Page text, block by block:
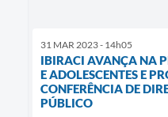
31 MAR 2023 - 14h05
IBIRACI AVANÇA NA
E ADOLESCENTES E
CONFERÊNCIA DE
PÚBLICO